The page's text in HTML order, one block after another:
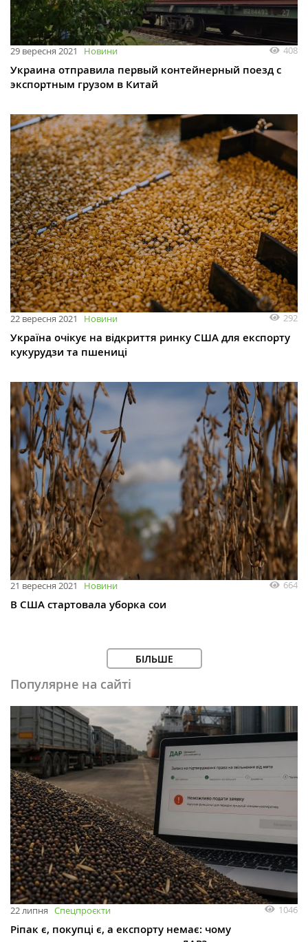
29 вересня 2021 Новини 408
Украина отправила первый контейнерный поезд с
экспортным грузом в Китай
22 вересня 2021 Новини 292
Україна очікує на відкриття ринку США для експорту
кукурудзи та пшениці
21 вересня 2021 Новини 664
В США стартовала уборка сои
БІЛЬШЕ
Популярне на сайті
22 липня Спецпроєкти 1046
Ріпак є, покупці є, а експорту немає: чому